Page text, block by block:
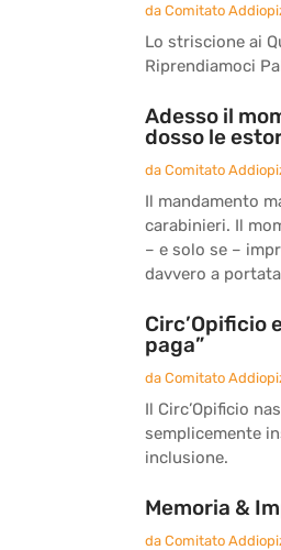
da Comitato
Lo striscione ai
Riprendiamoci
Adesso il
dosso le
da Comitato
Il mandamento
carabinieri. Il
– e solo se –
davvero a
Circ’Opificio
paga”
da Comitato
Il Circ’Opificio
semplicemente
inclusione.
Memoria &
da Comitato